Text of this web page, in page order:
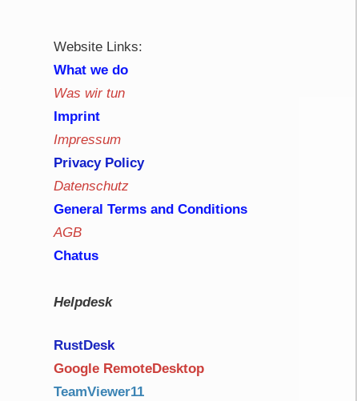
Website Links:
What we do
Was wir tun
Imprint
Impressum
Privacy Policy
Datenschutz
General Terms and Conditions
AGB
Chatus
Helpdesk
RustDesk
Google RemoteDesktop
TeamViewer11